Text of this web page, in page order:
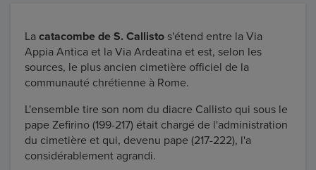
La catacombe de S. Callisto s'étend entre la Via
Appia Antica et la Via Ardeatina et est, selon les
sources, le plus ancien cimetière officiel de la
communauté chrétienne à Rome.
L'ensemble tire son nom du diacre Callisto qui sous le
pape Zefirino (199-217) était chargé de l'administration
du cimetière et qui, devenu pape (217-222), l'a
considérablement agrandi.